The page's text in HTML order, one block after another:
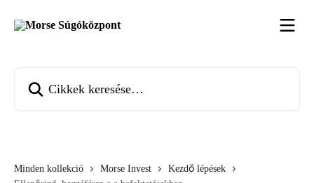
Minden kollekció Morse Invest
Kezdő lépések